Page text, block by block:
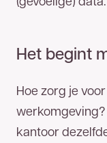
Het begint
Hoe zorg je
kantoor